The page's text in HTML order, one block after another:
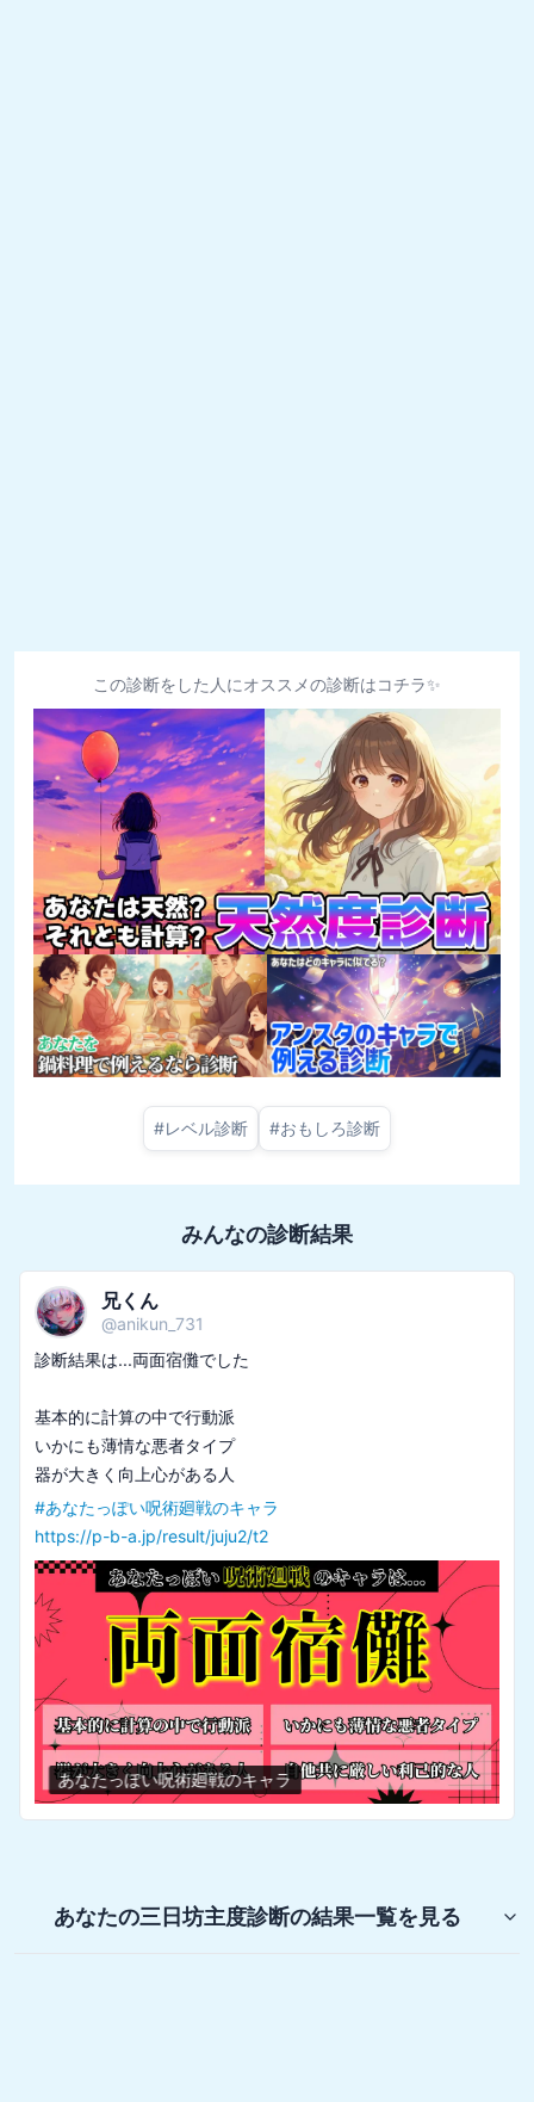
この診断をした人にオススメの診断はコチラ✨
#レベル診断 #おもしろ診断
みんなの診断結果
兄くん
@anikun_731
診断結果は...両面宿儺でした
基本的に計算の中で行動派
いかにも薄情な悪者タイプ
#あなたっぽい呪術廻戦のキャラ
https://p-b-a.jp/result/juju2/t2
あなたっぽい呪術廻戦のキャラ
あなたの三日坊主度診断の結果一覧を見る